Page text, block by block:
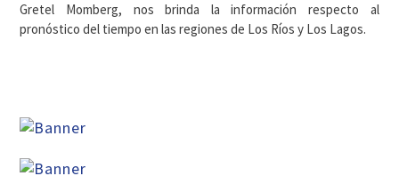
Gretel Momberg, nos brinda la información respecto al
pronóstico del tiempo en las regiones de Los Ríos y Los Lagos.